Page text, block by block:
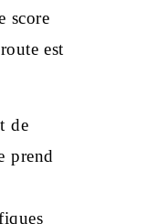
score
est
de
prend